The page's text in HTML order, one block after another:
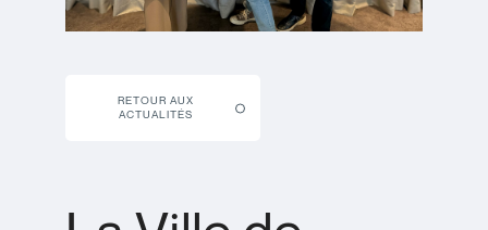
RETOUR AUX
ACTUALITÉS